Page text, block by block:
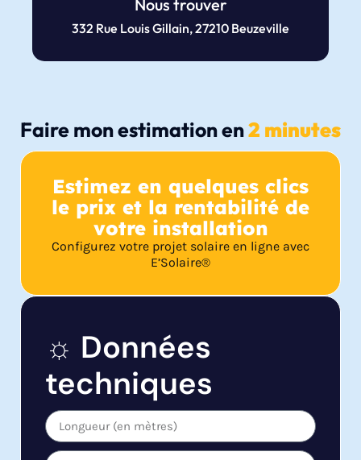
Nous trouver
332 Rue Louis Gillain, 27210 Beuzeville
Faire mon estimation en2 minutes
☼ Données
techniques
Estimez en quelques clics
le prix et la rentabilité de
votre installation
Configurez votre projet solaire en ligne avec
E’Solaire®